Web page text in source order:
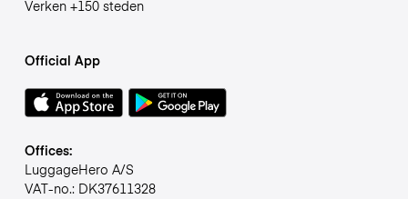
Verken +150 steden
Official App
Offices:
LuggageHero A/S
VAT-no.: DK37611328